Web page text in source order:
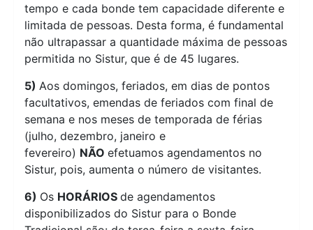
tempo e cada bonde tem capacidade diferente e
limitada de pessoas. Desta forma, é fundamental
não ultrapassar a quantidade máxima de pessoas
permitida no Sistur, que é de 45 lugares.
5) Aos domingos, feriados, em dias de pontos
facultativos, emendas de feriados com final de
semana e nos meses de temporada de férias
(julho, dezembro, janeiro e
fevereiro) NÃO efetuamos agendamentos no
Sistur, pois, aumenta o número de visitantes.
6) Os HORÁRIOS de agendamentos
disponibilizados do Sistur para o Bonde